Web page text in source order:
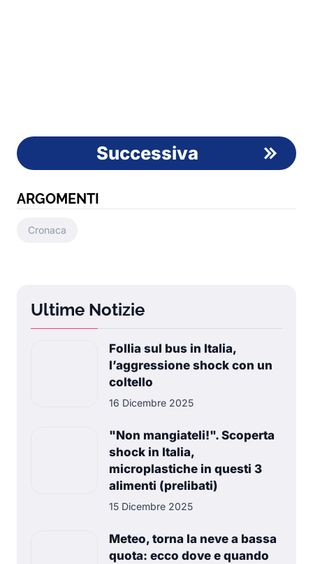
Successiva
ARGOMENTI
Cronaca
Ultime Notizie
Follia sul bus in Italia,
l’aggressione shock con un
coltello
16 Dicembre 2025
"Non mangiateli!". Scoperta
shock in Italia,
microplastiche in questi 3
alimenti (prelibati)
15 Dicembre 2025
Meteo, torna la neve a bassa
quota: ecco dove e quando